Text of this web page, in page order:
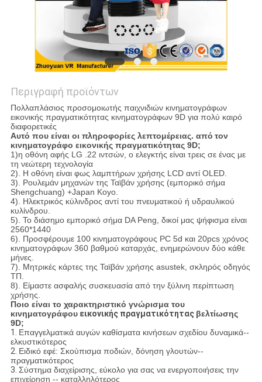
Περιγραφή προϊόντων
Πολλαπλάσιος προσομοιωτής παιχνιδιών κινηματογράφων
εικονικής πραγματικότητας κινηματογράφων 9D για πολύ καιρό
διαφορετικές
Αυτό που είναι οι πληροφορίες λεπτομέρειας. από τον
κινηματογράφο εικονικής πραγματικότητας 9D;
1)η οθόνη αφής LG .22 ιντσών, ο ελεγκτής είναι τρεις σε ένας με
τη νεώτερη τεχνολογία
2). Η οθόνη είναι φως λαμπτήρων χρήσης LCD αντί OLED.
3). Ρουλεμάν μηχανών της Ταϊβάν χρήσης (εμπορικό σήμα
Shengchuang) +Japan Koyo.
4). Ηλεκτρικός κύλινδρος αντί του πνευματικού ή υδραυλικού
κυλίνδρου.
5). Το διάσημο εμπορικό σήμα DA Peng, δικοί μας ψήφισμα είναι
2560*1440
6). Προσφέρουμε 100 κινηματογράφους PC 5d και 20pcs χρόνος
κινηματογράφων 360 βαθμού καταρχάς, ενημερώνουν δύο κάθε
μήνες.
7). Μητρικές κάρτες της Ταϊβάν χρήσης asustek, σκληρός οδηγός
ΤΠ.
8). Είμαστε ασφαλής συσκευασία από την ξύλινη περίπτωση
χρήσης.
Ποιο είναι το χαρακτηριστικό γνώρισμα του
κινηματογράφουεικονικής πραγματικότητας βελτίωσης
9D;
1. Επαγγελματικά αυγών καθίσματα κινήσεων σχεδίου δυναμικά--
ελκυστικότερος
2. Ειδικό εφέ: Σκούπισμα ποδιών, δόνηση γλουτών--
πραγματικότερος
3. Σύστημα διαχείρισης, εύκολο για σας να ενεργοποιήσεις την
επιχείρηση -- καταλληλότερος